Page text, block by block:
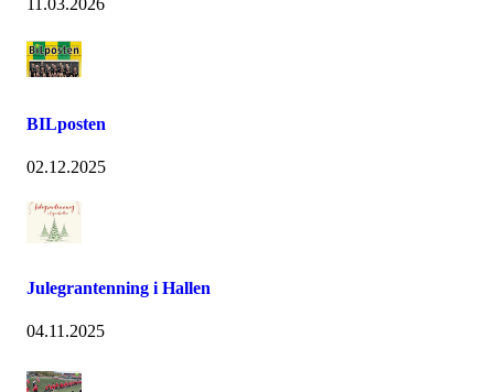
BILposten
02.12.2025
Julegrantenning i Hallen
04.11.2025